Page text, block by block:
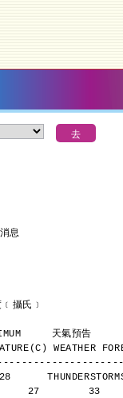
息
度﹝攝氏﹞
MAXIMUM     天氣預告
WEATHER
27        33